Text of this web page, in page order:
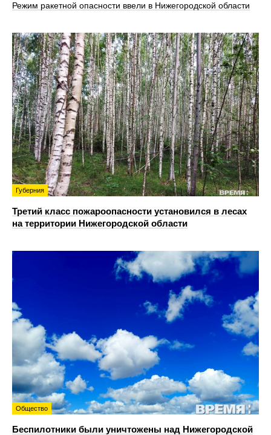
Режим ракетной опасности ввели в Нижегородской области
Губерния
Третий класс пожароопасности установился в лесах
на территории Нижегородской области
Общество
Беспилотники были уничтожены над Нижегородской